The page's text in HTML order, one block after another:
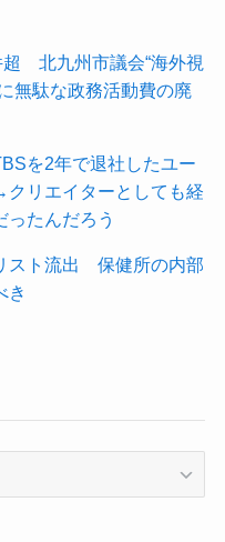
北九州市議会“海外視
無駄な政務活動費の廃
を2年で退社したユー
リエイターとしても経
ったんだろう
スト流出 保健所の内部
き